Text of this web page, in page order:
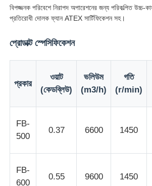
বিপজ্জনক পরিবেশে নিরাপদ অপারেশনের জন্য পরিকল্পিত উচ্চ-
প্রতিরোধী দোলক ফ্যান ATEX সার্টিফিকেশন সহ।
প্রোডাক্ট স্পেসিফিকেশন
প্রকার
ওয়াট
(কেডব্লিউ)
ভলিউম
(m3/h)
গতি
(r/min)
FB-
500
0.37 6600 1450
FB-
600
0.55 9600 1450